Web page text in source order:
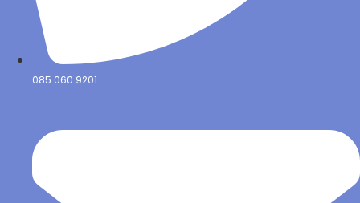
085 060 9201